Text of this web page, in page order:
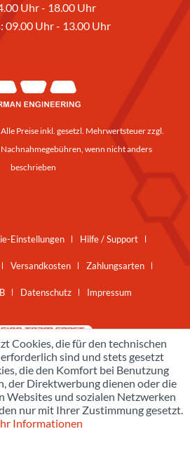
Uhr - 18.00 Uhr
09.00 Uhr - 13.00 Uhr
Preise inkl. gesetzl. Mehrwertsteuer zzgl.
Nachnahmegebühren, wenn nicht anders
beschrieben
Einstellungen Hilfe / Support
Versandkosten Zahlungsarten
Datenschutz Impressum
Cookies, die für den technischen
sind und stets gesetzt
die den Komfort bei Benutzung
der Direktwerbung dienen oder die
Websites und sozialen Netzwerken
nur mit Ihrer Zustimmung gesetzt.
Informationen